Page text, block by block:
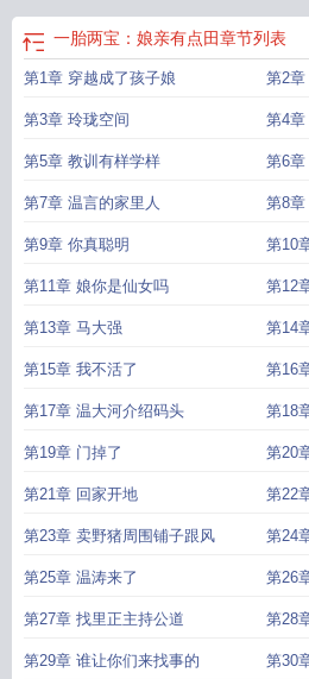
免费阅读一胎两宝娘亲有点田好看吗一胎四
亲又扒爹爹马甲了一胎两宝娘亲有点田txt书
好惹一胎六宝娘亲又掉马了 一胎六宝神医娘
娘亲又掉马了免费
一胎两宝娘亲有点田免费
亲又掉马甲了一胎双宝神医娘亲马甲掉不停
宝毒医娘亲一胎两宝娘亲有点田 第501章 妈
读一胎三宝娘亲扒爹爹马甲了 一胎三宝娘亲
一胎两宝：娘亲有点田章节列表
第1章 穿越成了孩子娘 第2
第3章 玲珑空间 第4
第5章 教训有样学样 第6
第7章 温言的家里人 第8
第9章 你真聪明 第10
第11章 娘你是仙女吗 第12
第13章 马大强 第14
第15章 我不活了 第16
第17章 温大河介绍码头 第18
第19章 门掉了 第20
第21章 回家开地 第22
第23章 卖野猪周围铺子跟风 第24
第25章 温涛来了 第26
第27章 找里正主持公道 第28
第29章 谁让你们来找事的 第30